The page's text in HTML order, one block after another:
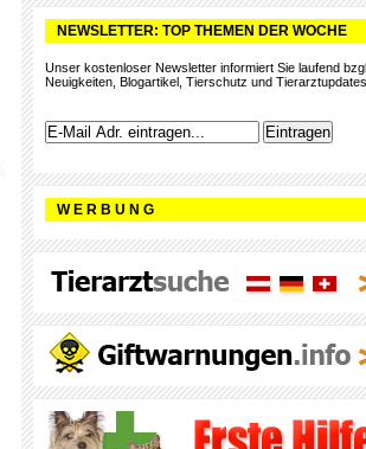
NEWSLETTER: TOP THEMEN DER WOCHE
Unser kostenloser Newsletter informiert Sie laufend
Neuigkeiten, Blogartikel, Tierschutz und
W E R B U N G